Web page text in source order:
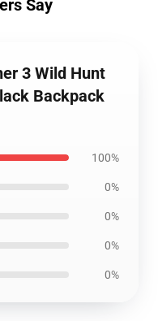
Say
3 Wild Hunt
Backpack
100%
0%
0%
0%
0%